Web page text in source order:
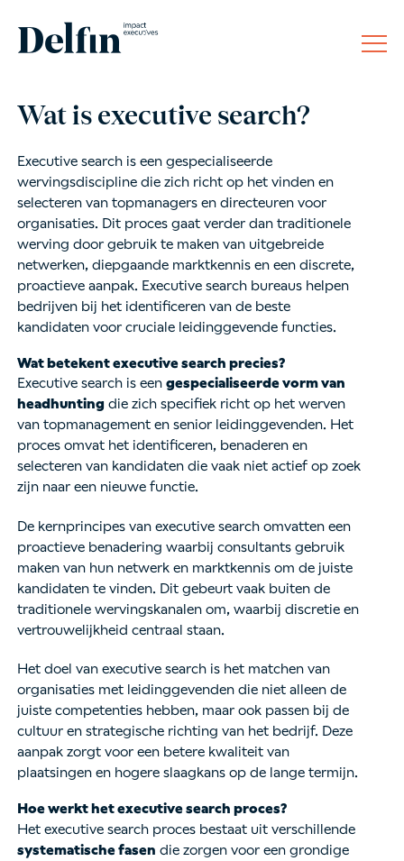
Wat is executive search?
Executive search is een gespecialiseerde
wervingsdiscipline die zich richt op het vinden en
selecteren van topmanagers en directeuren voor
organisaties. Dit proces gaat verder dan traditionele
werving door gebruik te maken van uitgebreide
netwerken, diepgaande marktkennis en een discrete,
proactieve aanpak. Executive search bureaus helpen
bedrijven bij het identificeren van de beste
kandidaten voor cruciale leidinggevende functies.
Wat betekent executive search precies?
Executive search is eengespecialiseerde vorm van
headhunting die zich specifiek richt op het werven
van topmanagement en senior leidinggevenden. Het
proces omvat het identificeren, benaderen en
selecteren van kandidaten die vaak niet actief op zoek
zijn naar een nieuwe functie.
De kernprincipes van executive search omvatten een
proactieve benadering waarbij consultants gebruik
maken van hun netwerk en marktkennis om de juiste
kandidaten te vinden. Dit gebeurt vaak buiten de
traditionele wervingskanalen om, waarbij discretie en
vertrouwelijkheid centraal staan.
Het doel van executive search is het matchen van
organisaties met leidinggevenden die niet alleen de
juiste competenties hebben, maar ook passen bij de
cultuur en strategische richting van het bedrijf. Deze
aanpak zorgt voor een betere kwaliteit van
plaatsingen en hogere slaagkans op de lange termijn.
Hoe werkt het executive search proces?
Het executive search proces bestaat uit verschillende
systematische fasen die zorgen voor een grondige